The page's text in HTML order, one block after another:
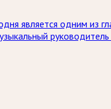
является одним из